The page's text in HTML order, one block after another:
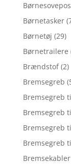
Børnetasker
Børnetøj (29)
Børnetrailere
Brændstof (2)
Bremsegreb
Bremsegreb
Bremsegreb
Bremsegreb
Bremsegreb
Bremsekabler